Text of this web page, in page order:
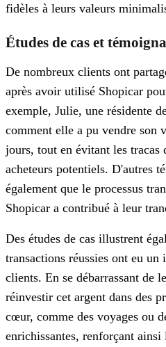
fidèles à leurs valeurs
Études de cas et
De nombreux clients ont
après avoir utilisé Shopicar
exemple, Julie, une résidente
comment elle a pu vendre son
jours, tout en évitant les tracas
acheteurs potentiels. D'autres
également que le processus
Shopicar a contribué à leur
Des études de cas illustrent
transactions réussies ont eu
clients. En se débarrassant de
réinvestir cet argent dans des
cœur, comme des voyages ou
enrichissantes, renforçant ainsi